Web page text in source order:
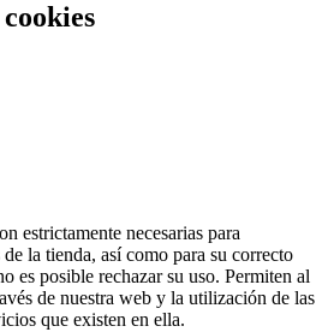
estrictamente necesarias para
la tienda, así como para su correcto
es posible rechazar su uso. Permiten al
de nuestra web y la utilización de las
que existen en ella.